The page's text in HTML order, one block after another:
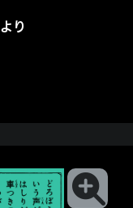
より